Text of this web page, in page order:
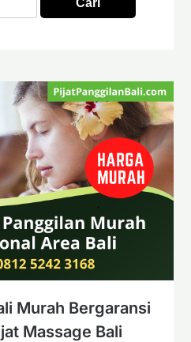
Murah Bergaransi
Massage Bali